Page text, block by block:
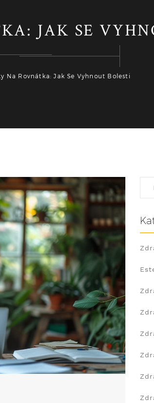
JAK SE
Na Rovnátka: Jak Se Vyhnout Bolesti